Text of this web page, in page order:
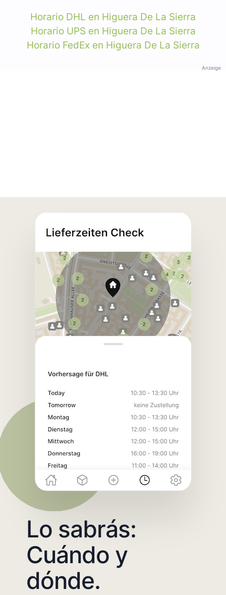
Horario DHL en Higuera De La Sierra
Horario UPS en Higuera De La Sierra
Horario FedEx en Higuera De La Sierra
Anzeige
Lo sabrás:
Cuándo y
dónde.